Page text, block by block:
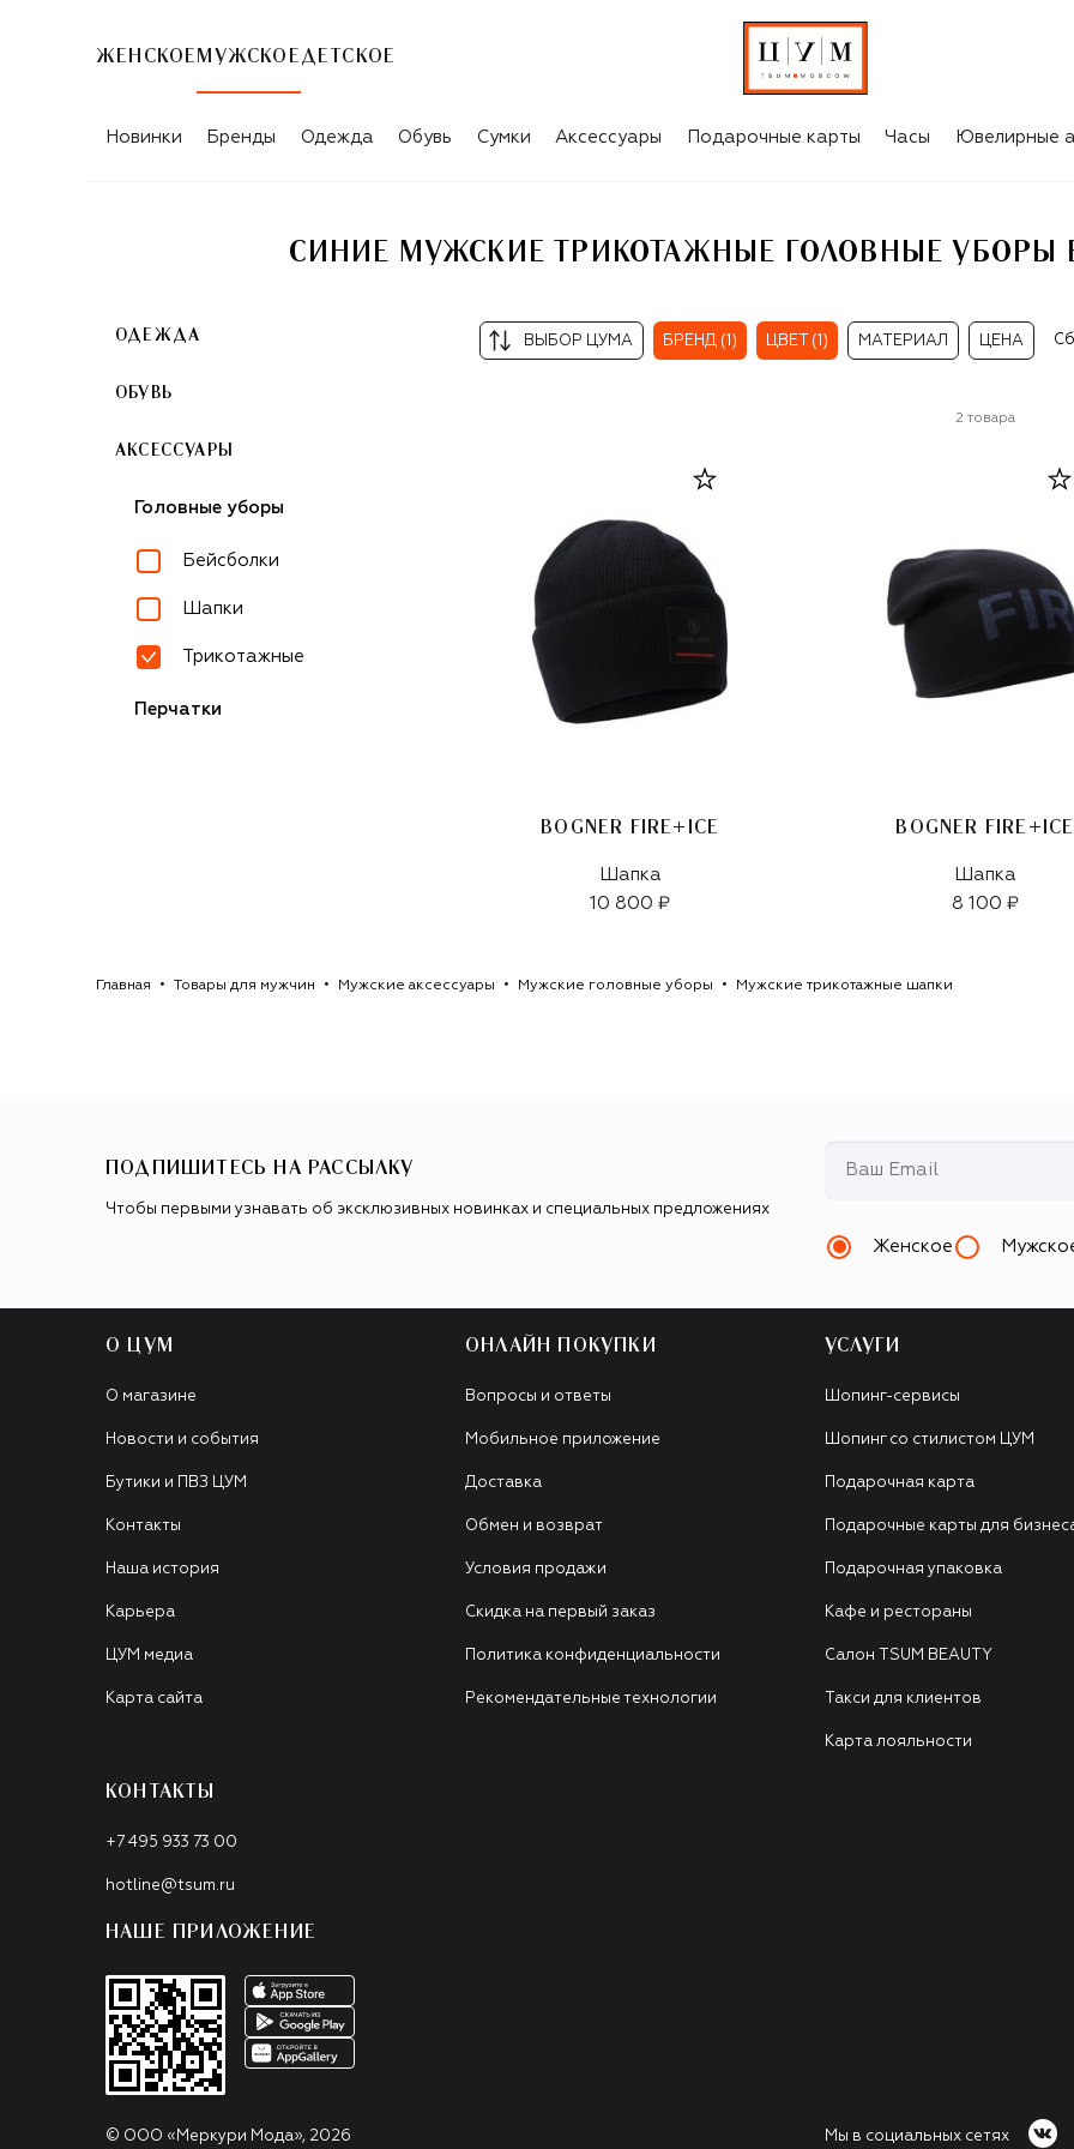
ЖЕНСКОЕ МУЖСКОЕ ДЕТСКОЕ
СИНИЕ МУЖСКИЕ ТРИКОТАЖНЫЕ ГОЛОВНЫЕ УБОРЫ BOGNER FIRE+ICE
Новинки Бренды Одежда Обувь Сумки Аксессуары Подарочные карты Часы Ювелирные
СИНИЕ МУЖСКИЕ ТРИКОТАЖНЫЕ ГОЛОВНЫЕ УБОРЫ
ОДЕЖДА
ОБУВЬ
АКСЕССУАРЫ
Головные уборы
Бейсболки
Шапки
Трикотажные
Перчатки
ВЫБОР ЦУМА БРЕНД (1) ЦВЕТ (1) МАТЕРИАЛ ЦЕНА
2 товара
BOGNER FIRE+ICE
Шапка
10 800 ₽
BOGNER FIRE+ICE
Шапка
8 100 ₽
Главная Товары для мужчин Мужские аксессуары Мужские головные уборы Мужские трикотажные шапки
ПОДПИШИТЕСЬ НА РАССЫЛКУ
Чтобы первыми узнавать об эксклюзивных новинках и специальных предложениях
Женское
О ЦУМ
О магазине
Новости и события
Бутики и ПВЗ ЦУМ
Контакты
Наша история
Карьера
ЦУМ медиа
Карта сайта
ОНЛАЙН ПОКУПКИ
Вопросы и ответы
Мобильное приложение
Доставка
Обмен и возврат
Условия продажи
Скидка на первый заказ
Политика конфиденциальности
Рекомендательные технологии
УСЛУГИ
Шопинг-сервисы
Шопинг со стилистом ЦУМ
Подарочная карта
Подарочные карты для
Подарочная упаковка
Кафе и рестораны
Салон TSUM BEAUTY
Такси для клиентов
Карта лояльности
КОНТАКТЫ
+7 495 933 73 00
hotline@tsum.ru
НАШЕ ПРИЛОЖЕНИЕ
© ООО «Меркури Мода», 2026 Мы в социальных сетях